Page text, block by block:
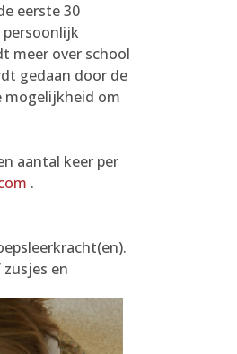
eerste 30
meer over school
gedaan door de
mogelijkheid om
aantal keer per
.
en